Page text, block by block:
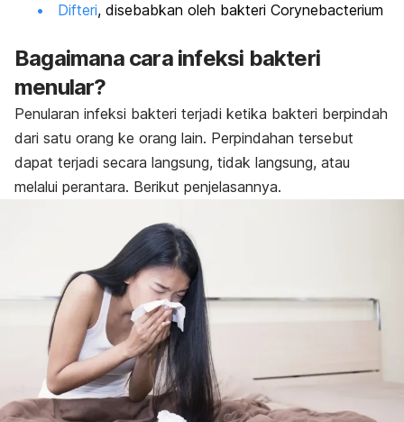
Difteri, disebabkan oleh bakteri Corynebacterium
Bagaimana cara infeksi bakteri
menular?
Penularan infeksi bakteri terjadi ketika bakteri berpindah
dari satu orang ke orang lain. Perpindahan tersebut
dapat terjadi secara langsung, tidak langsung, atau
melalui perantara. Berikut penjelasannya.